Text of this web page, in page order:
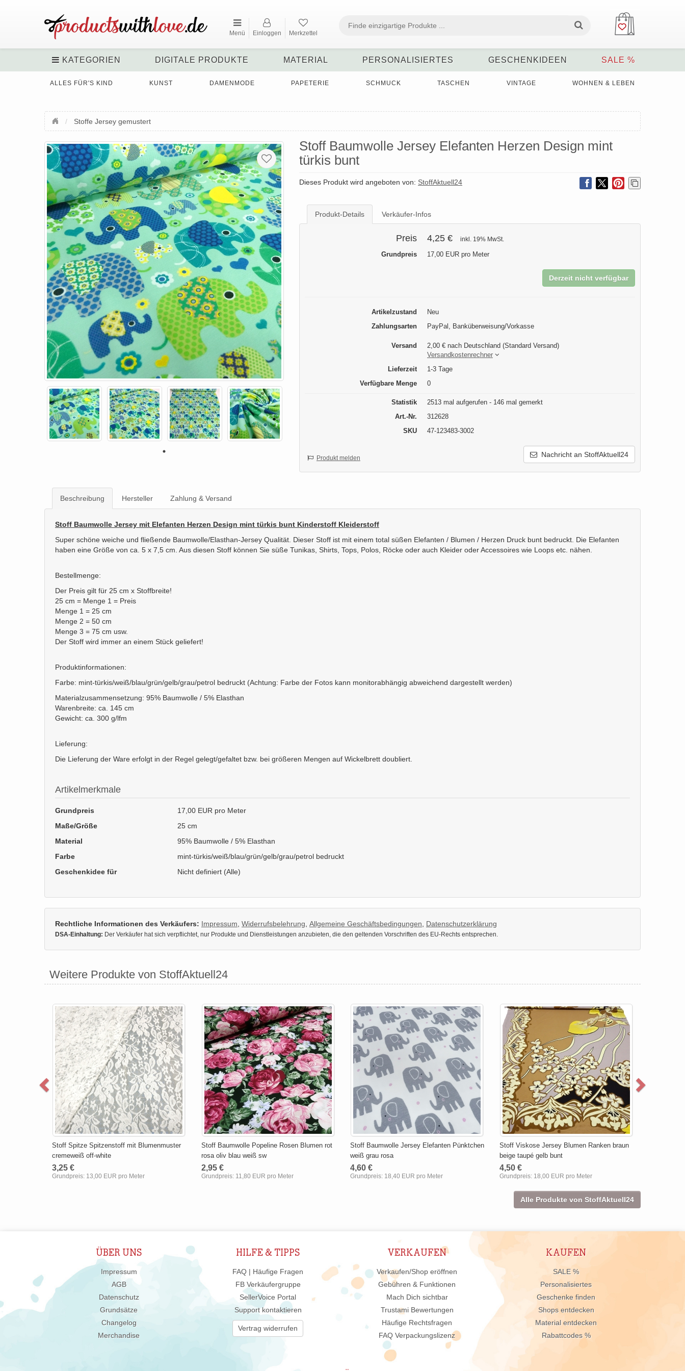
Menü Einloggen Merkzettel
KATEGORIEN DIGITALE PRODUKTE MATERIAL PERSONALISIERTES GESCHENKIDEEN SALE %
ALLES FÜR'S KIND KUNST DAMENMODE PAPETERIE SCHMUCK TASCHEN VINTAGE WOHNEN & LEBEN
Stoffe Jersey gemustert
Stoff Baumwolle Jersey Elefanten Herzen Design mint
türkis bunt
Dieses Produkt wird angeboten von: StoffAktuell24
Produkt-Details Verkäufer-Infos
Preis 4,25 € inkl. 19% MwSt.
Grundpreis 17,00 EUR pro Meter
Derzeit nicht verfügbar
Artikelzustand
Neu
Zahlungsarten
PayPal, Banküberweisung/Vorkasse
Versand
2,00 € nach Deutschland (Standard Versand)
Versandkostenrechner
Lieferzeit
1-3 Tage
Verfügbare Menge
0
Statistik
2513 mal aufgerufen - 146 mal gemerkt
Art.-Nr.
312628
SKU
47-123483-3002
Nachricht an StoffAktuell24
Produkt melden
Beschreibung Hersteller Zahlung & Versand
Stoff Baumwolle Jersey mit Elefanten Herzen Design mint türkis bunt Kinderstoff Kleiderstoff
Super schöne weiche und fließende Baumwolle/Elasthan-Jersey Qualität. Dieser Stoff ist mit einem total süßen Elefanten / Blumen / Herzen Druck bunt bedruckt. Die Elefanten
haben eine Größe von ca. 5 x 7,5 cm. Aus diesen Stoff können Sie süße Tunikas, Shirts, Tops, Polos, Röcke oder auch Kleider oder Accessoires wie Loops etc. nähen.
Bestellmenge:
Der Preis gilt für 25 cm x Stoffbreite!
25 cm = Menge 1 = Preis
Menge 1 = 25 cm
Menge 2 = 50 cm
Menge 3 = 75 cm usw.
Der Stoff wird immer an einem Stück geliefert!
Produktinformationen:
Farbe: mint-türkis/weiß/blau/grün/gelb/grau/petrol bedruckt (Achtung: Farbe der Fotos kann monitorabhängig abweichend dargestellt werden)
Materialzusammensetzung: 95% Baumwolle / 5% Elasthan
Warenbreite: ca. 145 cm
Gewicht: ca. 300 g/lfm
Lieferung:
Die Lieferung der Ware erfolgt in der Regel gelegt/gefaltet bzw. bei größeren Mengen auf Wickelbrett doubliert.
Artikelmerkmale
Grundpreis
17,00 EUR pro Meter
Maße/Größe
25 cm
Material
95% Baumwolle / 5% Elasthan
Farbe
mint-türkis/weiß/blau/grün/gelb/grau/petrol bedruckt
Geschenkidee für
Nicht definiert (Alle)
Rechtliche Informationen des Verkäufers: Impressum Widerrufsbelehrung Allgemeine Geschäftsbedingungen Datenschutzerklärung
DSA-Einhaltung: Der Verkäufer hat sich verpflichtet, nur Produkte und Dienstleistungen anzubieten, die den geltenden Vorschriften des EU-Rechts entsprechen.
Weitere Produkte von StoffAktuell24
Stoff Spitze Spitzenstoff mit Blumenmuster
cremeweiß off-white
3,25 €
Grundpreis: 13,00 EUR pro Meter
Stoff Baumwolle Popeline Rosen Blumen rot
rosa oliv blau weiß sw
2,95 €
Grundpreis: 11,80 EUR pro Meter
Stoff Baumwolle Jersey Elefanten Pünktchen
weiß grau rosa
4,60 €
Grundpreis: 18,40 EUR pro Meter
Stoff Viskose Jersey Blumen Ranken braun
beige taupé gelb bunt
4,50 €
Grundpreis: 18,00 EUR pro Meter
Alle Produkte von StoffAktuell24
ÜBER UNS
Impressum
AGB
Datenschutz
Grundsätze
Changelog
Merchandise
HILFE & TIPPS
FAQ | Häufige Fragen
FB Verkäufergruppe
SellerVoice Portal
Support kontaktieren
Vertrag widerrufen
VERKAUFEN
Verkaufen/Shop eröffnen
Gebühren & Funktionen
Mach Dich sichtbar
Trustami Bewertungen
Häufige Rechtsfragen
FAQ Verpackungslizenz
KAUFEN
SALE %
Personalisiertes
Geschenke finden
Shops entdecken
Material entdecken
Rabattcodes %